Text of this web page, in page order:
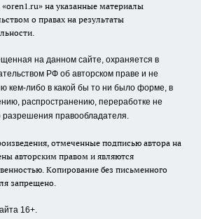
«oren1.ru» на указанные материалы
о правах на результаты
на данном сайте, охраняется в
РФ об авторском праве и не
кем-либо в какой бы то ни было форме, в
распространению, переработке не
разрешения правообладателя.
отмеченные подписью автора на
авторским правом и являются
Копирование без письменного
запрещено.
16+.